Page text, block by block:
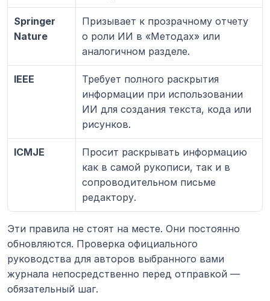
Springer
Nature
Призывает к прозрачному отчету
о роли ИИ в «Методах» или
аналогичном разделе.
IEEE
Требует полного раскрытия
информации при использовании
ИИ для создания текста, кода или
рисунков.
ICMJE
Просит раскрывать информацию
как в самой рукописи, так и в
сопроводительном письме
редактору.
Эти правила не стоят на месте. Они постоянно
обновляются. Проверка официального
руководства для авторов выбранного вами
журнала непосредственно перед отправкой —
обязательный шаг.